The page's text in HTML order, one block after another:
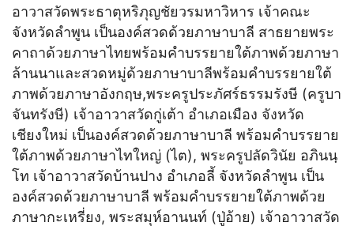
อาวาสวัดพระธาตุหริภุญชัยวรมหาวิหาร เจ้าคณะ
จังหวัดลำพูน เป็นองค์สวดด้วยภาษาบาลี สาธยายพระ
คาถาด้วยภาษาไทยพร้อมคำบรรยายใต้ภาพด้วยภาษา
ล้านนาและสวดหมู่ด้วยภาษาบาลีพร้อมคำบรรยายใต้
ภาพด้วยภาษาอังกฤษ,พระครูประภัศร์ธรรมรังษี (ครูบา
จันทรังษี) เจ้าอาวาสวัดกู่เต้า อำเภอเมือง จังหวัด
เชียงใหม่ เป็นองค์สวดด้วยภาษาบาลี พร้อมคำบรรยาย
ใต้ภาพด้วยภาษาไทใหญ่ (ไต), พระครูปลัดวินัย อภินนฺ
โท เจ้าอาวาสวัดบ้านปาง อำเภอลี้ จังหวัดลำพูน เป็น
องค์สวดด้วยภาษาบาลี พร้อมคำบรรยายใต้ภาพด้วย
ภาษากะเหรี่ยง, พระสมุห์อานนท์ (ปู่อ้าย) เจ้าอาวาสวัด